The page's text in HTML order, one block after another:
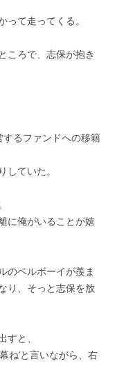
て走ってくる。
ころで、志保が抱き
るファンドへの移籍
ていた。
に俺がいることが嬉
のベルボーイが羨ま
り、そっと志保を放
と、
ね’と言いながら、右